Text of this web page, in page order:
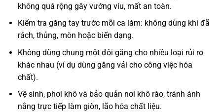
không quá rộng gây vướng víu, mất an toàn.
Kiểm tra găng tay trước mỗi ca làm: không dùng khi đã
rách, thủng, mòn hoặc biến dạng.
Không dùng chung một đôi găng cho nhiều loại rủi ro
khác nhau (ví dụ dùng găng vải cho công việc hóa
chất).
Vệ sinh, phơi khô và bảo quản nơi khô ráo, tránh ánh
nắng trực tiếp làm giòn, lão hóa chất liệu.